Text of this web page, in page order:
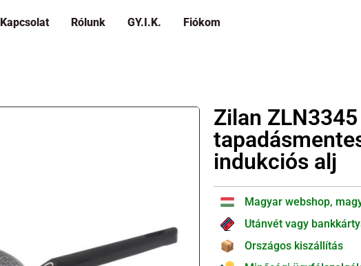
Kapcsolat Rólunk GY.I.K. Fiókom
Zilan
indukciós alj
Magyar webshop,
Utánvét vagy
Országos kiszállítás